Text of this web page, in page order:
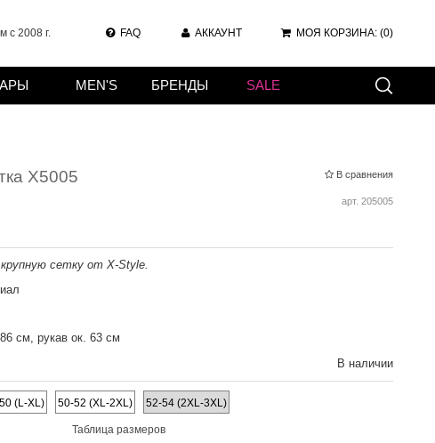
с 2008 г. FAQ АККАУНТ МОЯ КОРЗИНА: (0)
В сравнения
X5005
арт. 205005
сетку от X-Style.
см, рукав ок. 63 см
В наличии
(L-XL) 50-52 (XL-2XL) 52-54 (2XL-3XL)
Таблица размеров
MEN'S БРЕНДЫ SALE